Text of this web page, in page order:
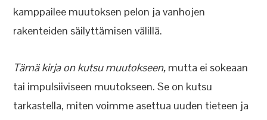
kamppailee muutoksen pelon ja vanhojen
rakenteiden säilyttämisen välillä.
Tämä kirja on kutsu muutokseen, mutta ei sokeaan
tai impulsiiviseen muutokseen. Se on kutsu
tarkastella, miten voimme asettua uuden tieteen ja